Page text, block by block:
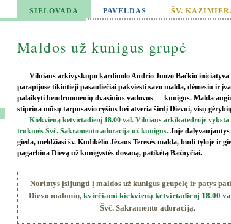
SIELOVADA PAVELDAS ŠV.
Maldos už kunigus grupė
Vilniaus arkivyskupo kardinolo Audrio Juozo Bačkio iniciatyva
parapijose tikintieji pasauliečiai pakviesti savo malda, dėmesiu ir
palaikyti bendruomenių dvasinius vadovus — kunigus. Malda
stiprina mūsų tarpusavio ryšius bei atveria širdį Dievui, visų
Kiekvieną ketvirtadienį 18.00 val. Vilniaus arkikatedroje vyksta
trukmės Švč. Sakramento adoracija už kunigus. Joje
gieda, meldžiasi šv. Kūdikėlio Jėzaus Teresės malda, budi tyloje ir
pagarbina Dievą už kunigystės dovaną, patikėtą Bažnyčiai.
Norintys įsijungti į maldos už kunigus grupelę ir patys
Dievo malonių, kviečiami kiekvieną ketvirtadienį 18.00
Švč. Sakramento adoraciją.